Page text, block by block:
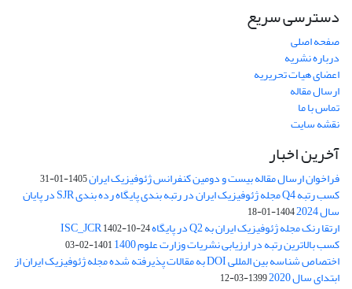
دسترسی سریع
صفحه اصلی
درباره نشریه
اعضای هیات تحریریه
ارسال مقاله
تماس با ما
نقشه سایت
آخرین اخبار
فراخوان ارسال مقاله بیست و دومین کنفرانس ژئوفیزیک ایران1405-01-31
کسب رتبه Q4 مجله ژئوفیزیک ایران در رتبه بندی پایگاه رده بندی SJR در پایان
سال 2024 1404-01-18
ارتقا رنک مجله ژئوفیزیک ایران به Q2 در پایگاه ISC_JCR 1402-10-24
کسب بالاترین رتبه در ارزیابی نشریات وزارت علوم 1400 1401-02-03
اختصاص شناسه بین المللی DOI به مقالات پذیرفته شده مجله ژئوفیزیک ایران از
ابتدای سال 2020 1399-03-12